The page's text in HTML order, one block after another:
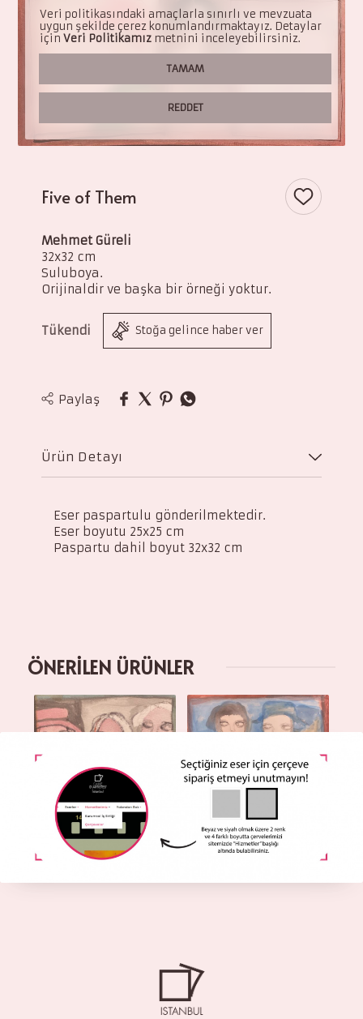
Pascal Lionnet
Pierre Reymond
Tüm Sanatçılarımız
Five of Them
Mehmet Güreli
32x32 cm
Suluboya.
Orijinaldir ve başka bir örneği yoktur.
Tükendi Stoğa gelince haber ver
Paylaş
Ürün Detayı
Eser paspartulu gönderilmektedir.
Eser boyutu 25x25 cm
Paspartu dahil boyut 32x32 cm
ÖNERİLEN ÜRÜNLER
Familiar
United Essence
Veri politikasındaki amaçlarla sınırlı ve mevzuata
uygun şekilde çerez konumlandırmaktayız. Detaylar
için Veri Politikamızmetnini inceleyebilirsiniz.
TAMAM
REDDET